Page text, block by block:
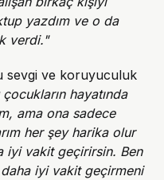
yazdım ve o da
verdi."
sevgi ve koruyuculuk
çocukların hayatında
ama ona sadece
her şey harika olur
iyi vakit geçirirsin. Ben
iyi vakit geçirmeni